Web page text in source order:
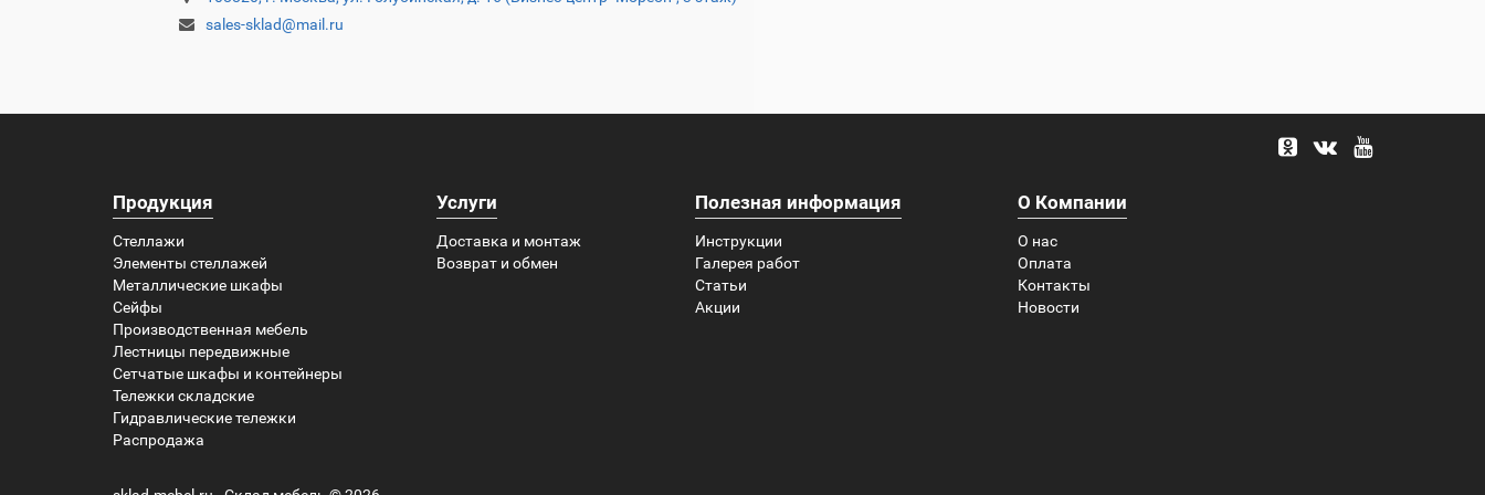
sales-sklad@mail.ru
Продукция
Стеллажи
Элементы стеллажей
Металлические шкафы
Сейфы
Производственная мебель
Лестницы передвижные
Сетчатые шкафы и контейнеры
Тележки складские
Гидравлические тележки
Распродажа
Услуги
Доставка и монтаж
Возврат и обмен
Полезная информация
Инструкции
Галерея работ
Статьи
Акции
О Компании
О нас
Оплата
Контакты
Новости